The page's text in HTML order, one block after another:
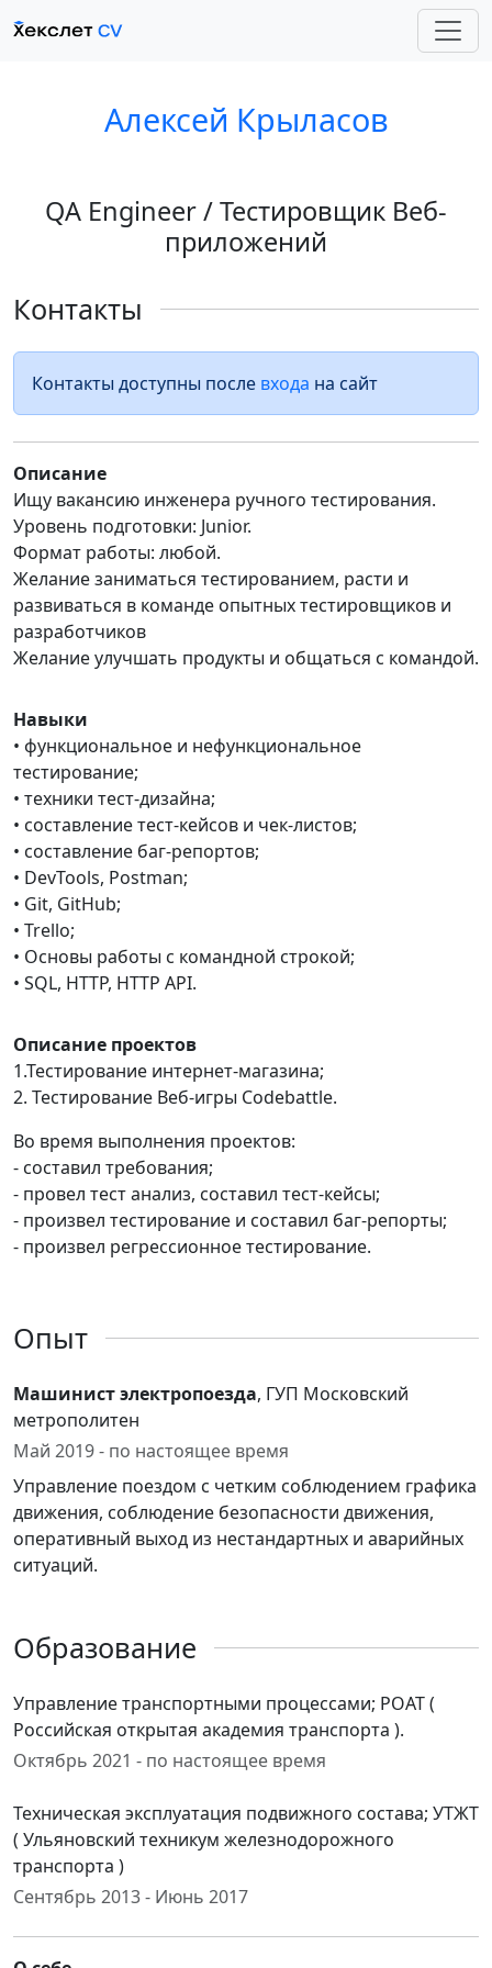
Алексей Крыласов
QA Engineer / Тестировщик Веб-
приложений
Контакты
Контакты доступны после входа на сайт
Описание
Ищу вакансию инженера ручного тестирования.
Уровень подготовки: Junior.
Формат работы: любой.
Желание заниматься тестированием, расти и
развиваться в команде опытных тестировщиков и
разработчиков
Желание улучшать продукты и общаться с командой.
Навыки
• функциональное и нефункциональное
тестирование;
• техники тест-дизайна;
• составление тест-кейсов и чек-листов;
• составление баг-репортов;
• DevTools, Postman;
• Git, GitHub;
• Trello;
• Основы работы с командной строкой;
• SQL, HTTP, HTTP API.
Описание проектов
1.Тестирование интернет-магазина;
2. Тестирование Веб-игры Codebattle.
Во время выполнения проектов:
- составил требования;
- провел тест анализ, составил тест-кейсы;
- произвел тестирование и составил баг-репорты;
- произвел регрессионное тестирование.
Опыт
Машинист электропоезда, ГУП Московский
метрополитен
Май 2019 - по настоящее время
Управление поездом с четким соблюдением графика
движения, соблюдение безопасности движения,
оперативный выход из нестандартных и аварийных
ситуаций.
Образование
Управление транспортными процессами; РОАТ (
Российская открытая академия транспорта ).
Октябрь 2021 - по настоящее время
Техническая эксплуатация подвижного состава; УТЖТ
( Ульяновский техникум железнодорожного
транспорта )
Сентябрь 2013 - Июнь 2017